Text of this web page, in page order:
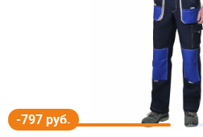
-797 руб.